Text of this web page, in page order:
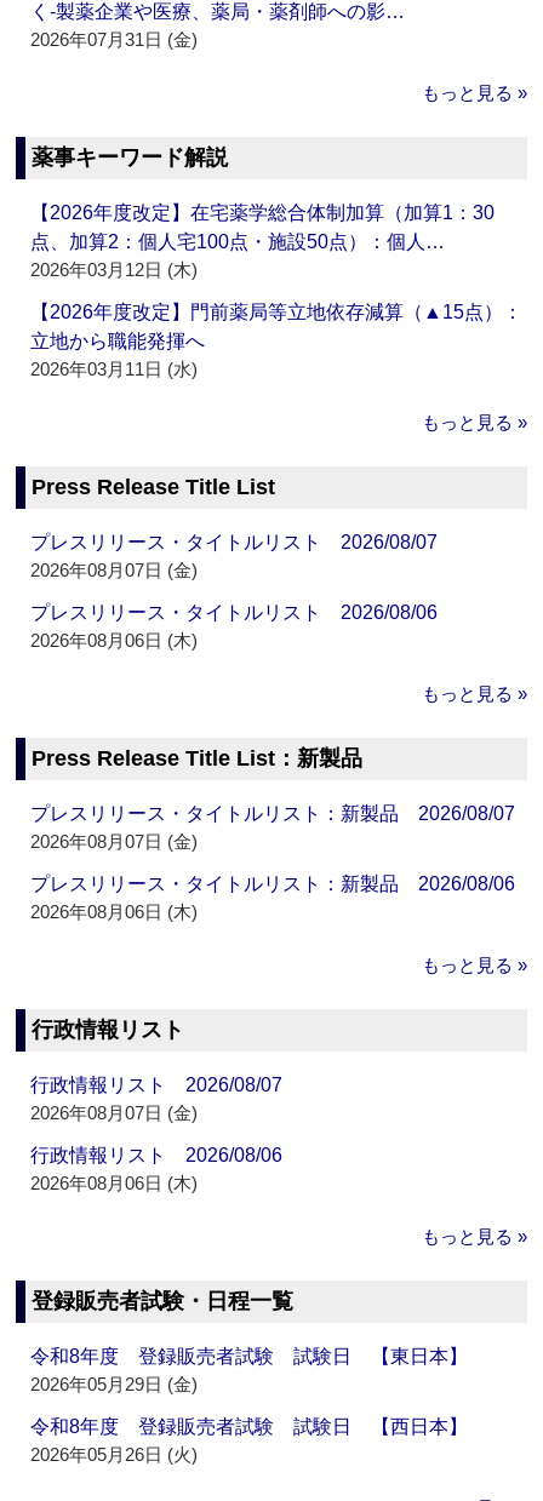
く‐製薬企業や医療、薬局・薬剤師への影…
2026年07月31日 (金)
もっと見る »
薬事キーワード解説
【2026年度改定】在宅薬学総合体制加算（加算1：30
点、加算2：個人宅100点・施設50点）：個人…
2026年03月12日 (木)
【2026年度改定】門前薬局等立地依存減算（▲15点）：
立地から職能発揮へ
2026年03月11日 (水)
もっと見る »
Press Release Title List
プレスリリース・タイトルリスト 2026/08/07
2026年08月07日 (金)
プレスリリース・タイトルリスト 2026/08/06
2026年08月06日 (木)
もっと見る »
Press Release Title List：新製品
プレスリリース・タイトルリスト：新製品 2026/08/07
2026年08月07日 (金)
プレスリリース・タイトルリスト：新製品 2026/08/06
2026年08月06日 (木)
もっと見る »
行政情報リスト
行政情報リスト 2026/08/07
2026年08月07日 (金)
行政情報リスト 2026/08/06
2026年08月06日 (木)
もっと見る »
登録販売者試験・日程一覧
令和8年度 登録販売者試験 試験日 【東日本】
2026年05月29日 (金)
令和8年度 登録販売者試験 試験日 【西日本】
2026年05月26日 (火)